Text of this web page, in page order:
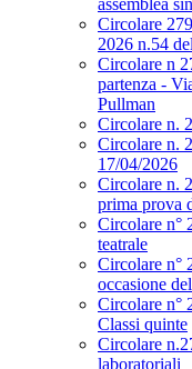
assemblea
Circolare
2026 n.54
Circolare n
partenza -
Pullman
Circolare n.
Circolare n.
17/04/2026
Circolare n.
prima prova
Circolare n°
teatrale
Circolare n°
occasione
Circolare n°
Classi quinte
Circolare
laboratoriali